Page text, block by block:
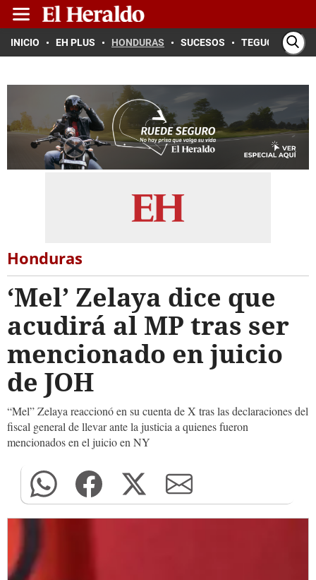
INICIO EH PLUS HONDURAS SUCESOS TEGUCIGALPA
Honduras
‘Mel’ Zelaya dice que
acudirá al MP tras ser
mencionado en juicio
de JOH
“Mel” Zelaya reaccionó en su cuenta de X tras las declaraciones del
fiscal general de llevar ante la justicia a quienes fueron
mencionados en el juicio en NY